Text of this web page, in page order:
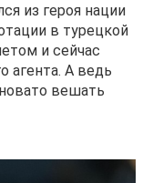
из героя нации
в турецкой
и сейчас
агента. А ведь
вешать